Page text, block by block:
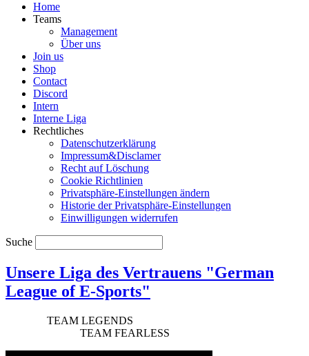
Home
Teams
Management
Über uns
Join us
Shop
Contact
Discord
Intern
Interne Liga
Rechtliches
Datenschutzerklärung
Impressum&Disclamer
Recht auf Löschung
Cookie Richtlinien
Privatsphäre-Einstellungen ändern
Historie der Privatsphäre-Einstellungen
Einwilligungen widerrufen
Suche
Unsere Liga des Vertrauens "German
League of E-Sports"
TEAM LEGENDS
TEAM FEARLESS